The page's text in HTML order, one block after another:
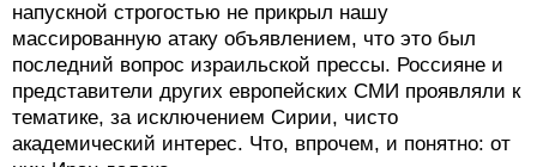
напускной строгостью не прикрыл нашу
массированную атаку объявлением, что это был
последний вопрос израильской прессы. Россияне и
представители других европейских СМИ проявляли к
тематике, за исключением Сирии, чисто
академический интерес. Что, впрочем, и понятно: от